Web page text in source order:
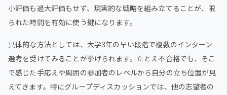
小評価も過大評価もせず、現実的な戦略を組み立てることが、限
られた時間を有効に使う鍵になります。
具体的な方法としては、大学3年の早い段階で複数のインターン
選考を受けてみることが挙げられます。たとえ不合格でも、そこ
で感じた手応えや周囲の参加者のレベルから自分の立ち位置が見
えてきます。特にグループディスカッションでは、他の志望者の